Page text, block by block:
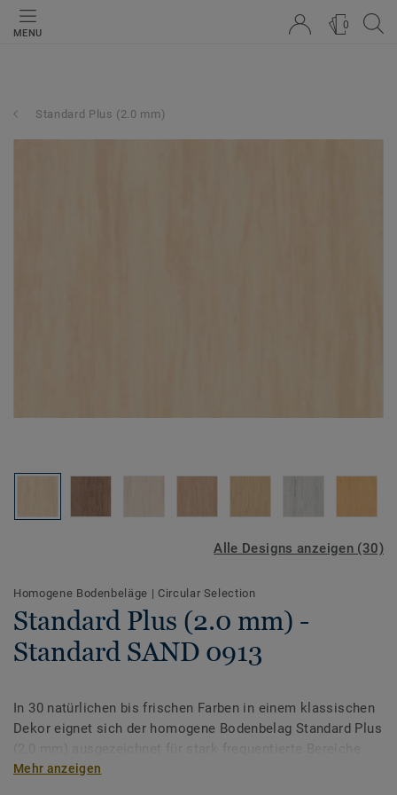
MENU
0
Standard Plus (2.0 mm)
Alle Designs anzeigen (30)
Homogene Bodenbeläge | Circular Selection
Standard Plus (2.0 mm) -
Standard SAND 0913
In 30 natürlichen bis frischen Farben in einem klassischen
Dekor eignet sich der homogene Bodenbelag Standard Plus
Standard Plus ist mit der PUR-Oberflächenvergütung für
Mehr anzeigen